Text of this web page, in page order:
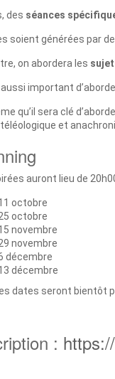
des séances
soient générées par
on abordera les
aussi important
qu’il sera clé
et
auront lieu de
11 octobre
25 octobre
novembre
novembre
décembre
13 décembre
dates seront bientôt
: